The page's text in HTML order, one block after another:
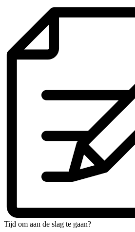
Tijd om aan de slag te gaan?